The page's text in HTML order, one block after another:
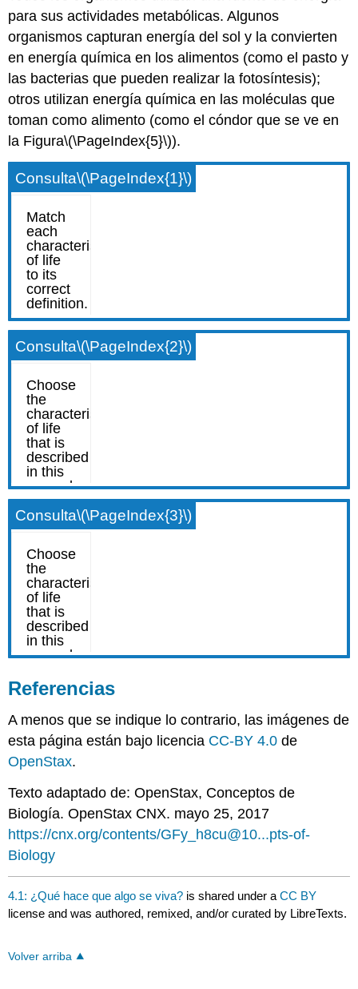
para sus actividades metabólicas. Algunos
organismos capturan energía del sol y la convierten
en energía química en los alimentos (como el pasto y
las bacterias que pueden realizar la fotosíntesis);
otros utilizan energía química en las moléculas que
toman como alimento (como el cóndor que se ve en
la Figura\(\PageIndex{5}\)).
Consulta\(\PageIndex{1}\)
Consulta\(\PageIndex{2}\)
Consulta\(\PageIndex{3}\)
Referencias
A menos que se indique lo contrario, las imágenes de
esta página están bajo licencia CC-BY 4.0 de
OpenStax.
Texto adaptado de: OpenStax, Conceptos de
Biología. OpenStax CNX. mayo 25, 2017
https://cnx.org/contents/GFy_h8cu@10...pts-of-
Biology
4.1: ¿Qué hace que algo se viva? is shared under aCC BY
license and was authored, remixed, and/or curated by LibreTexts.
Volver arriba